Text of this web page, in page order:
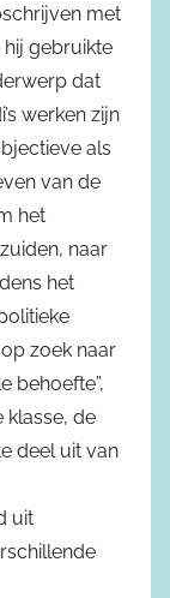
met
hij gebruikte
dat
werken zijn
als
van de
het
naar
het
zoek naar
behoefte”,
klasse, de
deel uit van
uit